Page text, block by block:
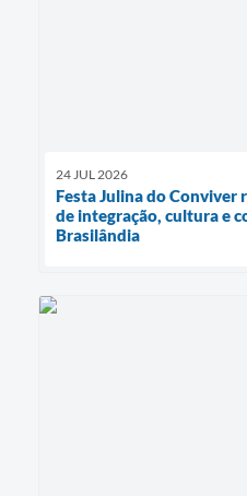
24 JUL 2026
Festa Julina do Conviver
de integração, cultura e
Brasilândia